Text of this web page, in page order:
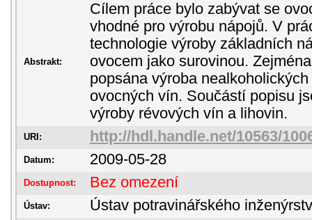
Abstrakt:
Cílem práce bylo zabývat se
vhodné pro výrobu nápojů. V
technologie výroby základních
ovocem jako surovinou.
popsána výroba
ovocných vín. Součástí popisu
výroby révových vín a lihovin.
URI: http://hdl.handle.net/10563/
Datum: 2009-05-28
Dostupnost: Bez omezení
Ústav: Ústav potravinářského